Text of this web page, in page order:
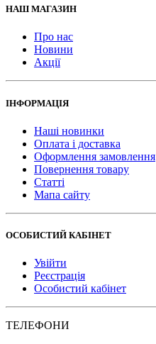
НАШ МАГАЗИН
Про нас
Новини
Акції
ІНФОРМАЦІЯ
Наші новинки
Оплата і доставка
Оформлення замовлення
Повернення товару
Статті
Мапа сайту
ОСОБИСТИЙ КАБІНЕТ
Увійти
Реєстрація
Особистий кабінет
ТЕЛЕФОНИ